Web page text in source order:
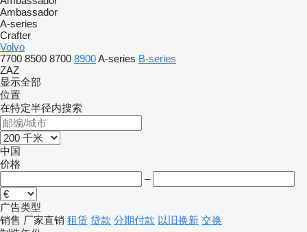
Ambassador
A-series
Crafter
Volvo
7700 8500 8700 8900A-series B-series
ZAZ
显示全部
位置
在特定半径内搜索
中国
价格
–
广告类型
销售 厂家直销 租赁 贷款 分期付款 以旧换新 交换